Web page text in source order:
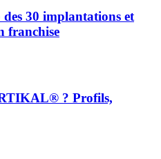
30 implantations et
franchise
? Profils,